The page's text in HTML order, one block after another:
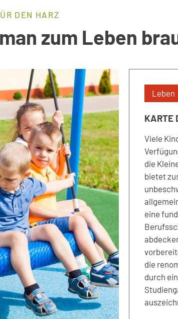
DEN HARZ
zum Leben
Leben
KARTE
Viele
die
bietet
eine
die
durch